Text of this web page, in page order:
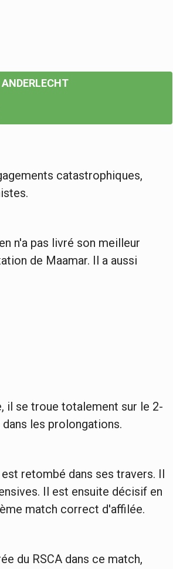
ANDERLECHT
catastrophiques,
n'a pas livré son meilleur
de Maamar. Il a aussi
il se troue totalement sur le 2-
les prolongations.
retombé dans ses travers. Il
Il est ensuite décisif en
match correct d'affilée.
du RSCA dans ce match,